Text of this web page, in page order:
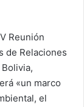
Reunión
de Relaciones
«un marco
el